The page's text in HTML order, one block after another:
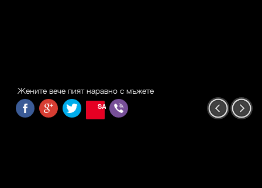
Жените вече пият наравно с мъжете
SAVE